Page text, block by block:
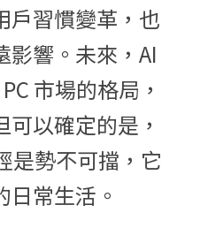
戶習慣變革，也
影響。未來，AI
市場的格局，
以確定的是，
是勢不可擋，它
常生活。